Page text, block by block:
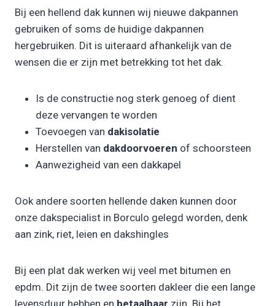
Bij een hellend dak kunnen wij nieuwe dakpannen
gebruiken of soms de huidige dakpannen
hergebruiken. Dit is uiteraard afhankelijk van de
wensen die er zijn met betrekking tot het dak.
Is de constructie nog sterk genoeg of dient
deze vervangen te worden
Toevoegen van dakisolatie
Herstellen van dakdoorvoeren of schoorsteen
Aanwezigheid van een dakkapel
Ook andere soorten hellende daken kunnen door
onze dakspecialist in Borculo gelegd worden, denk
aan zink, riet, leien en dakshingles
Bij een plat dak werken wij veel met bitumen en
epdm. Dit zijn de twee soorten dakleer die een lange